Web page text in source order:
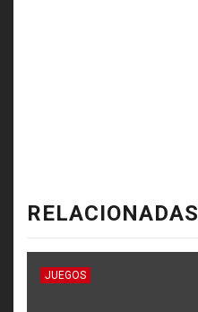
RELACIONADAS
JUEGOS